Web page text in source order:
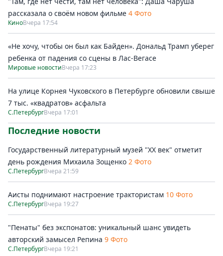
рассказала о своём новом фильме 4 Фото
КиноВчера 17:54
«Не хочу, чтобы он был как Байден». Дональд Трамп уберег
ребенка от падения со сцены в Лас-Вегасе
Мировые новостиВчера 17:23
На улице Корнея Чуковского в Петербурге обновили свыше
7 тыс. «квадратов» асфальта
С.ПетербургВчера 17:01
Последние новости
Государственный литературный музей "ХХ век" отметит
день рождения Михаила Зощенко 2 Фото
С.ПетербургВчера 21:59
Аисты поднимают настроение трактористам 10 Фото
С.ПетербургВчера 19:27
"Пенаты" без экспонатов: уникальный шанс увидеть
авторский замысел Репина 9 Фото
С.ПетербургВчера 19:21